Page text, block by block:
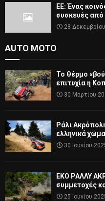
ΕΕ: Ένας
συσκευές
28
AUTO MOTO
Το Θέρμο
επιτυχία η
30 Μαρτίου
Ράλι
ελληνικά
30 Ιουνίου
ΕΚΟ ΡΑΛΛΥ
συμμετοχές
25 Ιουνίου